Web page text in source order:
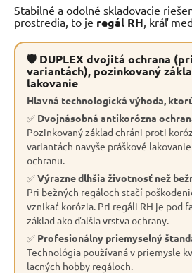
Stabilné a odolné skladovacie
prostredia, to je regál RH , kráľ
🛡 DUPLEX dvojitá ochrana
variantách), pozinkovaný
lakovanie
Hlavná technologická výhoda,
✅ Dvojnásobná antikorózna
Pozinkovaný základ chráni proti
variantách navyše práškové
ochranu.
✅Výrazne dlhšia životnosť než
Pri bežných regáloch stačí
vznikať korózia. Pri regáli RH je pod
základ ako ďalšia vrstva ochrany.
✅ Profesionálny priemyselný
Technológia používaná v priemysle
lacných hobby regáloch.